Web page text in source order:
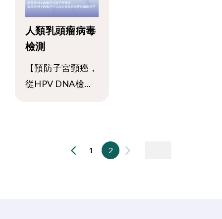
人類乳頭瘤病毒
檢測
【預防子宮頸癌，
從HPV DNA檢...
1 2